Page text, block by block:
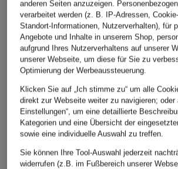
IN DEN
STILVOLLE EMPFEHLUNGEN FÜR SIE
anderen Seiten anzuzeigen.
verarbeitet werden (z. B. IP-Adressen,
Standort-Informationen, Nutzerverhalten), für
Angebote und Inhalte in unserem Shop,
aufgrund Ihres Nutzerverhaltens auf unserer
unserer Webseite, um diese für Sie zu
Optimierung der Werbeaussteuerung.
Klicken Sie auf „Ich stimme zu“ um alle
direkt zur Webseite weiter zu navigieren; oder
Einstellungen“, um eine detaillierte
Kategorien und eine Übersicht der
sowie eine individuelle Auswahl zu treffen.
Sie können Ihre Tool-Auswahl jederzeit
widerrufen (z.B. im Fußbereich unserer